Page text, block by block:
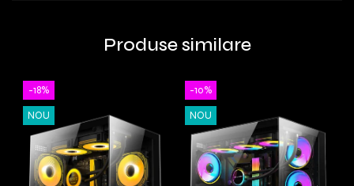
Produse similare
-18%
NOU
-10%
NOU